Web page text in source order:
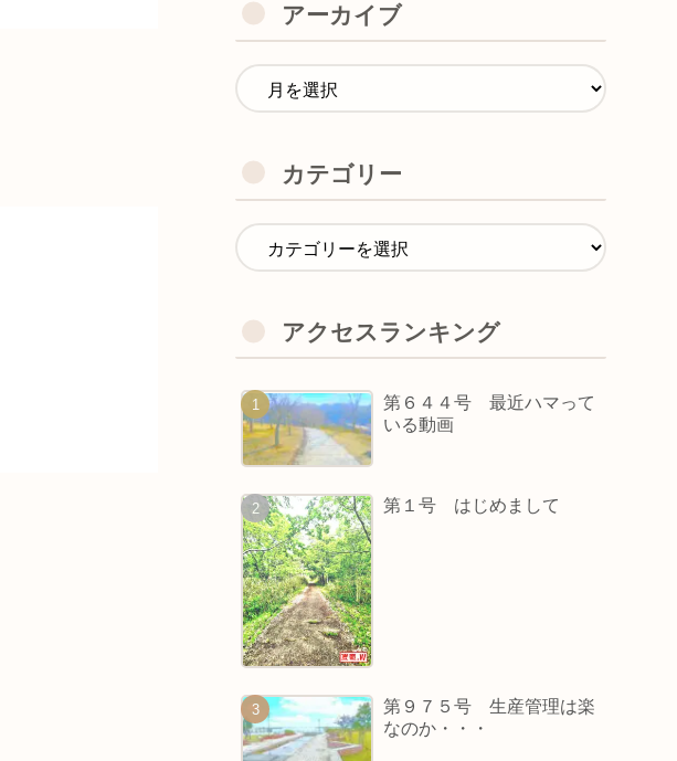
アーカイブ
カテゴリー
アクセスランキング
第６４４号 最近ハマって
いる動画
第１号 はじめまして
第９７５号 生産管理は楽
なのか・・・